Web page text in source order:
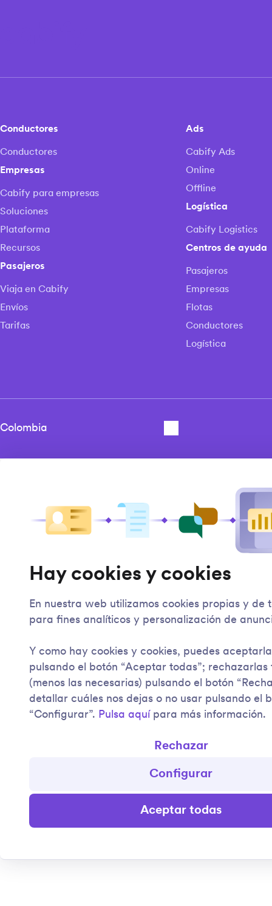
Conductores
Conductores
Empresas
Cabify para empresas
Soluciones
Plataforma
Recursos
Pasajeros
Viaja en Cabify
Envíos
Tarifas
Ads
Cabify Ads
Online
Offline
Logística
Cabify Logistics
Centros de ayuda
Pasajeros
Empresas
Flotas
Conductores
Logística
Hay cookies y cookies
En nuestra web utilizamos cookies propias y de
para fines analíticos y personalización de
Y como hay cookies y cookies, puedes
pulsando el botón “Aceptar todas”; rechazarlas
(menos las necesarias) pulsando el botón
detallar cuáles nos dejas o no usar pulsando el
“Configurar”. Pulsa aquí para más información.
Rechazar
Configurar
Aceptar todas